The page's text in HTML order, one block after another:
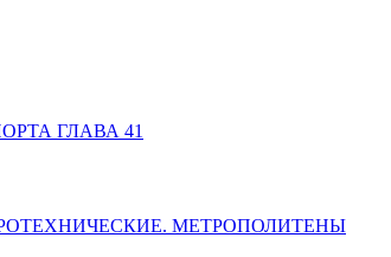
ГЛАВА 41
МЕТРОПОЛИТЕНЫ